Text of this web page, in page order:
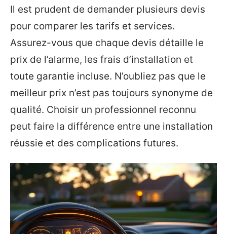
Il est prudent de demander plusieurs devis
pour comparer les tarifs et services.
Assurez-vous que chaque devis détaille le
prix de l’alarme, les frais d’installation et
toute garantie incluse. N’oubliez pas que le
meilleur prix n’est pas toujours synonyme de
qualité. Choisir un professionnel reconnu
peut faire la différence entre une installation
réussie et des complications futures.